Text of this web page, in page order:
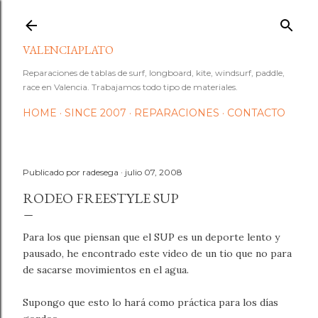
VALENCIAPLATO
Reparaciones de tablas de surf, longboard, kite, windsurf, paddle,
race en Valencia. Trabajamos todo tipo de materiales.
HOME SINCE 2007 REPARACIONES CONTACTO
Publicado por radesega julio 07, 2008
RODEO FREESTYLE SUP
Para los que piensan que el SUP es un deporte lento y
pausado, he encontrado este video de un tio que no para
de sacarse movimientos en el agua.
Supongo que esto lo hará como práctica para los días